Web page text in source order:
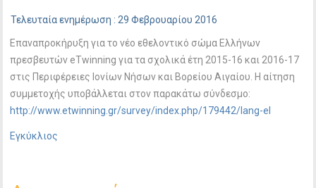
Τελευταία ενημέρωση : 29 Φεβρουαρίου 2016
Eπαναπροκήρυξη για το νέο εθελοντικό σώμα Ελλήνων
πρεσβευτών eTwinning για τα σχολικά έτη 2015-16 και 2016-17
στις Περιφέρειες Ιονίων Νήσων και Βορείου Αιγαίου. Η αίτηση
συμμετοχής υποβάλλεται στον παρακάτω σύνδεσμο:
http://www.etwinning.gr/survey/index.php/179442/lang-el
Εγκύκλιος